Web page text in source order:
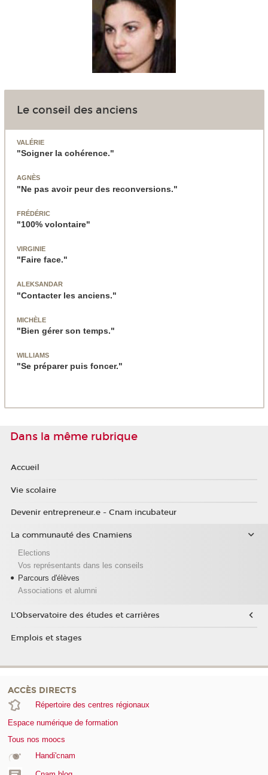
Le conseil des anciens
VALÉRIE
"Soigner la cohérence."
AGNÈS
"Ne pas avoir peur des reconversions."
FRÉDÉRIC
"100% volontaire"
VIRGINIE
"Faire face."
ALEKSANDAR
"Contacter les anciens."
MICHÈLE
"Bien gérer son temps."
WILLIAMS
"Se préparer puis foncer."
Dans la même rubrique
Accueil
Vie scolaire
Devenir entrepreneur.e - Cnam incubateur
La communauté des Cnamiens
Elections
Vos représentants dans les conseils
Parcours d'élèves
Associations et alumni
L'Observatoire des études et carrières
Emplois et stages
ACCÈS DIRECTS
Répertoire des centres régionaux
Espace numérique de formation
Tous nos moocs
Handi'cnam